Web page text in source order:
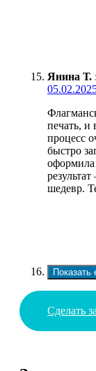
Янина Т. :
печать, и
процесс
быстро
оформила
шедевр.
Показать
Сделать